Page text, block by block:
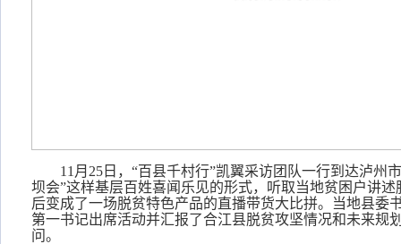
11月25日，“百县千村行”凯翼采访团队一行到达泸州
坝会”这样基层百姓喜闻乐见的形式，听取当地贫困户讲
后变成了一场脱贫特色产品的直播带货大比拼。当地县委
第一书记出席活动并汇报了合江县脱贫攻坚情况和未来规
问。